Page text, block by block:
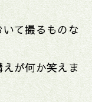
て撮るものな
が何か笑えま